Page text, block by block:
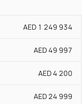
AED 1 249 934
AED 49 997
AED 4 200
AED 24 999